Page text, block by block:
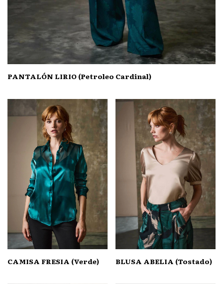
PANTALÓN LIRIO (Petroleo Cardinal)
CAMISA FRESIA (Verde) BLUSA ABELIA (Tostado)